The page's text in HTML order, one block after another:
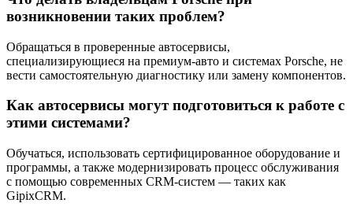
возникновении таких проблем?
Обращаться в проверенные автосервисы,
специализирующиеся на премиум-авто и системах Porsche, не
вести самостоятельную диагностику или замену компонентов.
Как автосервисы могут подготовиться к работе с
этими системами?
Обучаться, использовать сертифицированное оборудование и
программы, а также модернизировать процесс обслуживания
с помощью современных CRM-систем — таких как
GipixCRM.